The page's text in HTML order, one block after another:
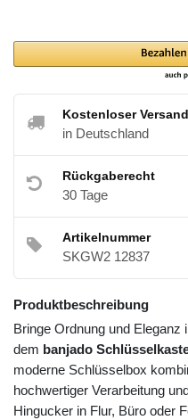
Kostenloser Versand
in Deutschland
Rückgaberecht
30 Tage
Artikelnummer
SKGW2 12837
Produktbeschreibung
Bringe Ordnung und Eleganz
dem banjado
moderne Schlüsselbox
hochwertiger Verarbeitung
Hingucker in Flur, Büro oder